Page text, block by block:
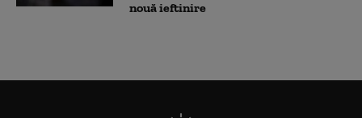
nouă ieftinire